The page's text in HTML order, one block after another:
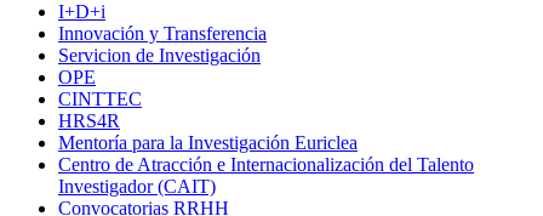
I+D+i
Innovación y Transferencia
Servicion de Investigación
OPE
CINTTEC
HRS4R
Mentoría para la Investigación Euriclea
Centro de Atracción e Internacionalización del Talento
Investigador (CAIT)
Convocatorias RRHH